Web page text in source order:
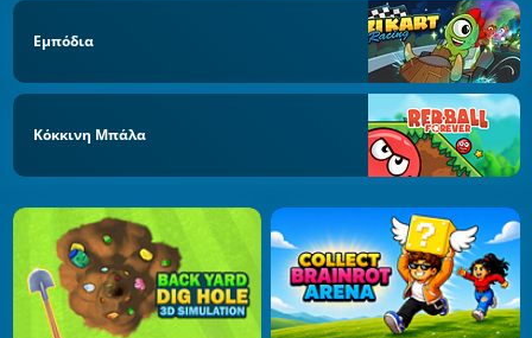
Εμπόδια
Κόκκινη Μπάλα